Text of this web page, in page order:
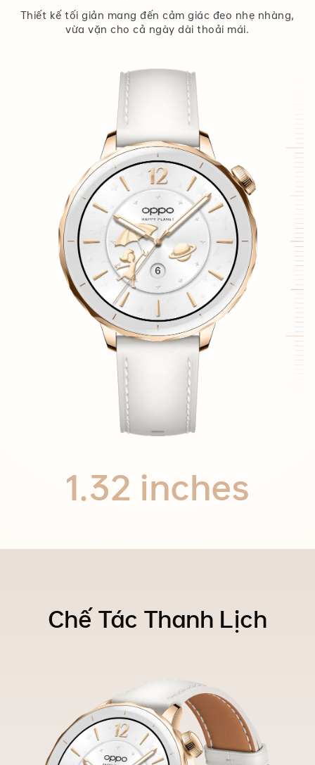
Thiết kế tối giản mang đến cảm giác đeo nhẹ nhàng,
vừa vặn cho cả ngày dài thoải mái.
1.32 inches
Chế Tác Thanh Lịch